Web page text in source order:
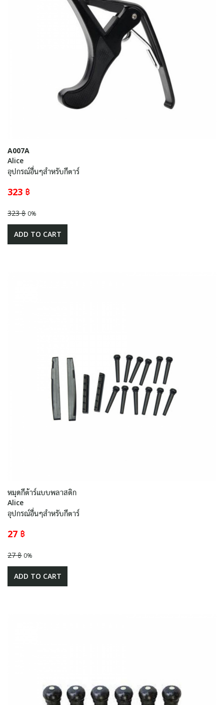
A007A
Alice
อุปกรณ์อื่นๆสำหรับกีตาร์
323 ฿
323 ฿ 0%
ADD TO CART
หมุดกีต้าร์แบบพลาสติก
Alice
อุปกรณ์อื่นๆสำหรับกีตาร์
27 ฿
27 ฿ 0%
ADD TO CART